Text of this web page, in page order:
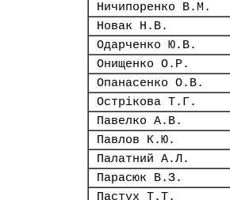
Ничипоренко В.М.
Новак Н.В.
Одарченко Ю.В.
Онищенко О.Р.
Опанасенко О.В.
Острікова Т.Г.
Павелко А.В.
Павлов К.Ю.
Палатний А.Л.
Парасюк В.З.
Пастух Т.Т.